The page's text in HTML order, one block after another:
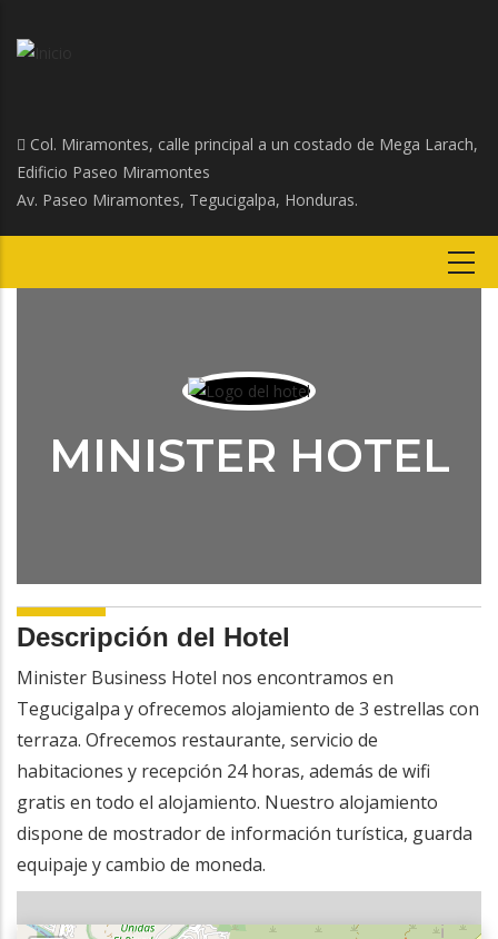
Col. Miramontes, calle principal a un costado de Mega Larach,
Edificio Paseo Miramontes
Av. Paseo Miramontes, Tegucigalpa, Honduras.
MINISTER HOTEL
Descripción del Hotel
Minister Business Hotel nos encontramos en
Tegucigalpa y ofrecemos alojamiento de 3 estrellas con
terraza. Ofrecemos restaurante, servicio de
habitaciones y recepción 24 horas, además de wifi
gratis en todo el alojamiento. Nuestro alojamiento
dispone de mostrador de información turística, guarda
equipaje y cambio de moneda.